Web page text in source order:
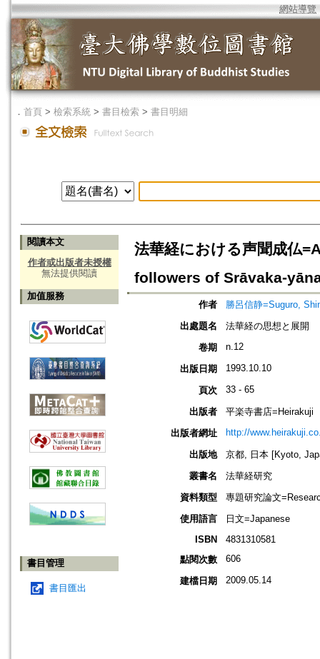
網站導覽
． 首頁 > 檢索系統 > 書目檢索 > 書目明細
閱讀本文
作者或出版者未授權
無法提供閱讀
加值服務
書目管理
書目匯出
法華経における声聞成仏
followers of Srāvaka-
作者
勝呂信静=Suguro,
出處題名
法華経の思想と展開
卷期
n.12
出版日期 1993.10.10
頁次 33 - 65
出版者
平楽寺書店=Heirakuji
出版者網址
http://
出版地
京都, 日本 [Kyoto,
叢書名
法華経研究
資料類型
專題研究論文
使用語言
日文=Japanese
ISBN
4831310581
點閱次數
606
建檔日期 2009.05.14